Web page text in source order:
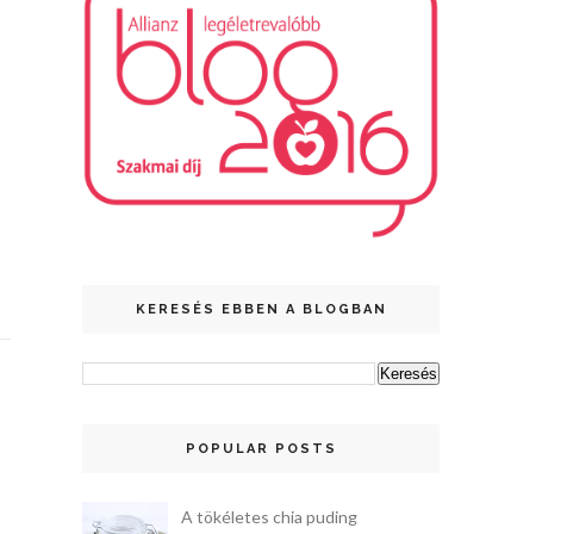
KERESÉS EBBEN A BLOGBAN
POPULAR POSTS
A tökéletes chia puding